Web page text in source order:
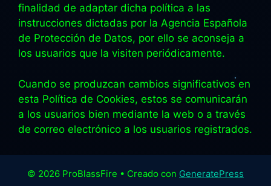
finalidad de adaptar dicha política a las
instrucciones dictadas por la Agencia Española
de Protección de Datos, por ello se aconseja a
los usuarios que la visiten periódicamente.
Cuando se produzcan cambios significativos en
esta Política de Cookies, estos se comunicarán
a los usuarios bien mediante la web o a través
de correo electrónico a los usuarios registrados.
© 2026 ProBlassFire • Creado con GeneratePress